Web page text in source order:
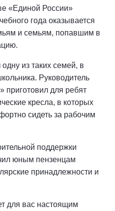
«Единой России»
года оказывается
и семьям, попавшим в
из таких семей, в
Руководитель
приготовил для ребят
кресла, в которых
сидеть за рабочим
поддержки
юным пензенцам
принадлежности и
для вас настоящим